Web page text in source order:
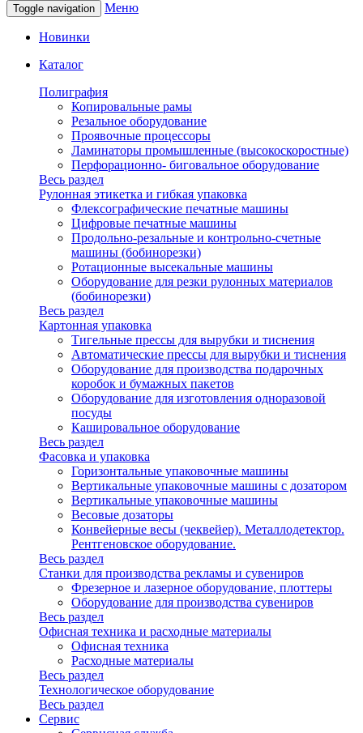
Toggle navigation Меню
Новинки
Каталог
Полиграфия
Копировальные рамы
Резальное оборудование
Проявочные процессоры
Ламинаторы промышленные (высокоскоростные)
Перфорационно- биговальное оборудование
Весь раздел
Рулонная этикетка и гибкая упаковка
Флексографические печатные машины
Цифровые печатные машины
Продольно-резальные и контрольно-счетные
машины (бобинорезки)
Ротационные высекальные машины
Оборудование для резки рулонных материалов
(бобинорезки)
Весь раздел
Картонная упаковка
Тигельные прессы для вырубки и тиснения
Автоматические прессы для вырубки и тиснения
Оборудование для производства подарочных
коробок и бумажных пакетов
Оборудование для изготовления одноразовой
посуды
Кашировальное оборудование
Весь раздел
Фасовка и упаковка
Горизонтальные упаковочные машины
Вертикальные упаковочные машины с дозатором
Вертикальные упаковочные машины
Весовые дозаторы
Конвейерные весы (чеквейер). Металлодетектор.
Рентгеновское оборудование.
Весь раздел
Станки для производства рекламы и сувениров
Фрезерное и лазерное оборудование, плоттеры
Оборудование для производства сувениров
Весь раздел
Офисная техника и расходные материалы
Офисная техника
Расходные материалы
Весь раздел
Технологическое оборудование
Весь раздел
Сервис